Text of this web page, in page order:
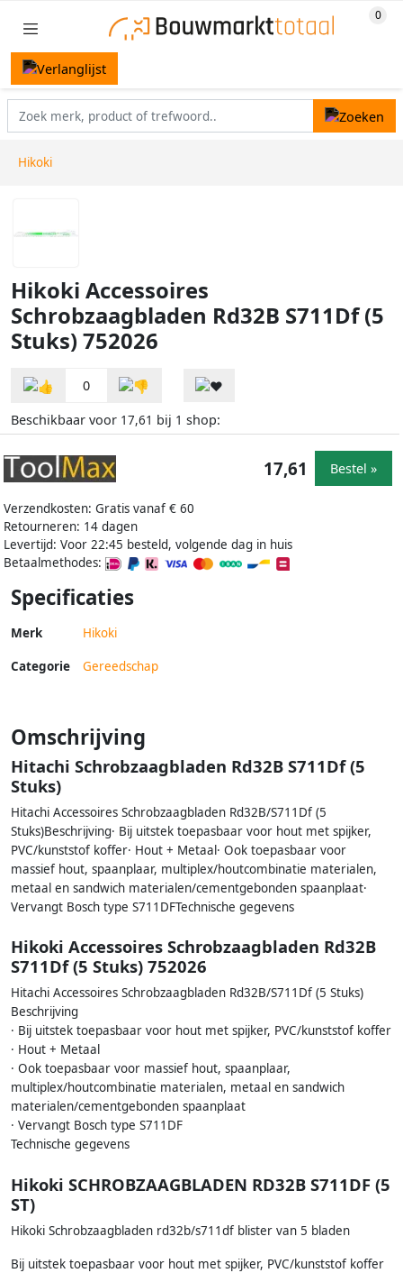
Hikoki
Hikoki Accessoires
Schrobzaagbladen Rd32B S711Df (5
Stuks) 752026
0
Beschikbaar voor 17,61 bij 1 shop:
Verzendkosten: Gratis vanaf € 60
Retourneren: 14 dagen
Levertijd: Voor 22:45 besteld, volgende dag in huis
Betaalmethodes:
17,61 Bestel »
Specificaties
Merk Hikoki
Categorie Gereedschap
Omschrijving
Hitachi Schrobzaagbladen Rd32B S711Df (5
Stuks)
Hitachi Accessoires Schrobzaagbladen Rd32B/S711Df (5
Stuks)Beschrijving· Bij uitstek toepasbaar voor hout met spijker,
PVC/kunststof koffer· Hout + Metaal· Ook toepasbaar voor
massief hout, spaanplaar, multiplex/houtcombinatie materialen,
metaal en sandwich materialen/cementgebonden spaanplaat·
Vervangt Bosch type S711DFTechnische gegevens
Hikoki Accessoires Schrobzaagbladen Rd32B
S711Df (5 Stuks) 752026
Hitachi Accessoires Schrobzaagbladen Rd32B/S711Df (5 Stuks)
Beschrijving
· Bij uitstek toepasbaar voor hout met spijker, PVC/kunststof koffer
· Hout + Metaal
· Ook toepasbaar voor massief hout, spaanplaar,
multiplex/houtcombinatie materialen, metaal en sandwich
materialen/cementgebonden spaanplaat
· Vervangt Bosch type S711DF
Technische gegevens
Hikoki SCHROBZAAGBLADEN RD32B S711DF (5
ST)
Hikoki Schrobzaagbladen rd32b/s711df blister van 5 bladen
Bij uitstek toepasbaar voor hout met spijker, PVC/kunststof koffer